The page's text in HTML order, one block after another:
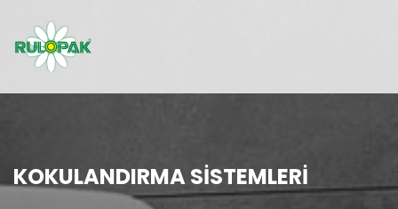
KOKULANDIRMA SISTEMLERI